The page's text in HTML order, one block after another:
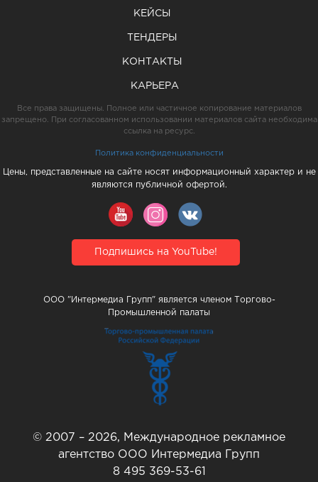
КЕЙСЫ
ТЕНДЕРЫ
КОНТАКТЫ
КАРЬЕРА
Все права защищены. Полное или частичное копирование материалов
запрещено. При согласованном использовании материалов сайта необходима
ссылка на ресурс.
Политика конфиденциальности
Цены, представленные на сайте носят информационный характер и не
являются публичной офертой.
Подпишись на YouTube!
ООО "Интермедиа Групп" является членом Торгово-
Промышленной палаты
© 2007 – 2026, Международное рекламное
агентство ООО Интермедиа Групп
8 495 369-53-61